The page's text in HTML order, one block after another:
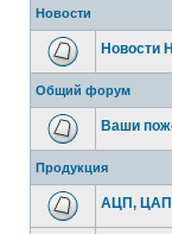
Новости
Новости
Общий форум
Ваши
Продукция
АЦП,